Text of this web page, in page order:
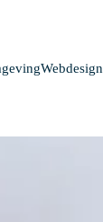
Webdesign